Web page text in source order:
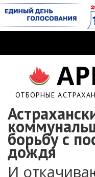
ОТБОРНЫЕ
борьбу с
дождя
И